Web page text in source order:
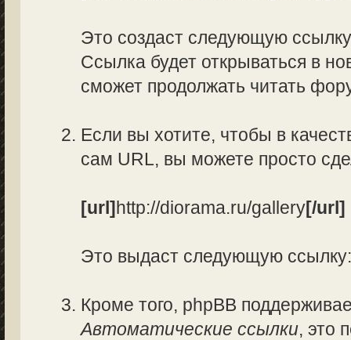
Это создаст следующую
Ссылка будет открываться в
сможет продолжать читать
Если вы хотите, чтобы в
сам URL, вы можете просто
[url]http://diorama.ru/gallery[/url]
Это выдаст следующую
Кроме того, phpBB
Автоматические ссылки, это